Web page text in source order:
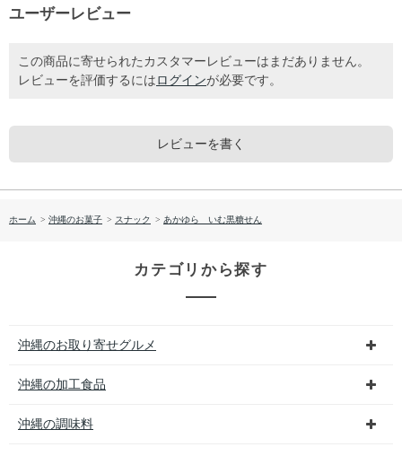
ユーザーレビュー
この商品に寄せられたカスタマーレビューはまだありません。
レビューを評価するには ログインが必要です。
レビューを書く
ホーム > 沖縄のお菓子 > スナック > あかゆら いむ黒糖せん
カテゴリから探す
沖縄のお取り寄せグルメ
沖縄の加工食品
沖縄の調味料